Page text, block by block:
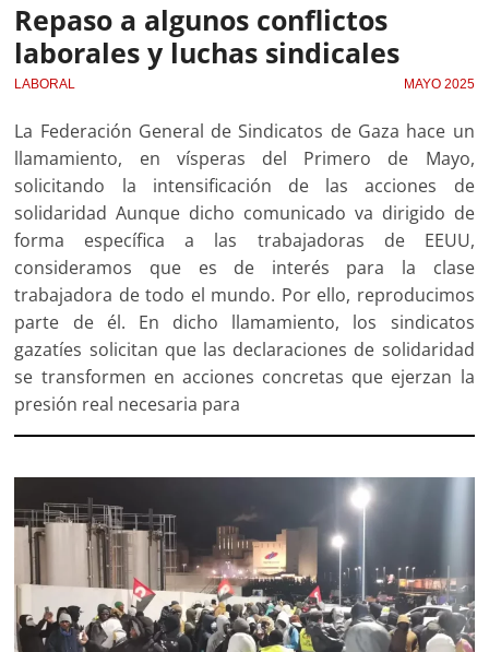
Repaso a algunos conflictos
laborales y luchas sindicales
LABORAL MAYO 2025
La Federación General de Sindicatos de Gaza hace un
llamamiento, en vísperas del Primero de Mayo,
solicitando la intensificación de las acciones de
solidaridad Aunque dicho comunicado va dirigido de
forma específica a las trabajadoras de EEUU,
consideramos que es de interés para la clase
trabajadora de todo el mundo. Por ello, reproducimos
parte de él. En dicho llamamiento, los sindicatos
gazatíes solicitan que las declaraciones de solidaridad
se transformen en acciones concretas que ejerzan la
presión real necesaria para